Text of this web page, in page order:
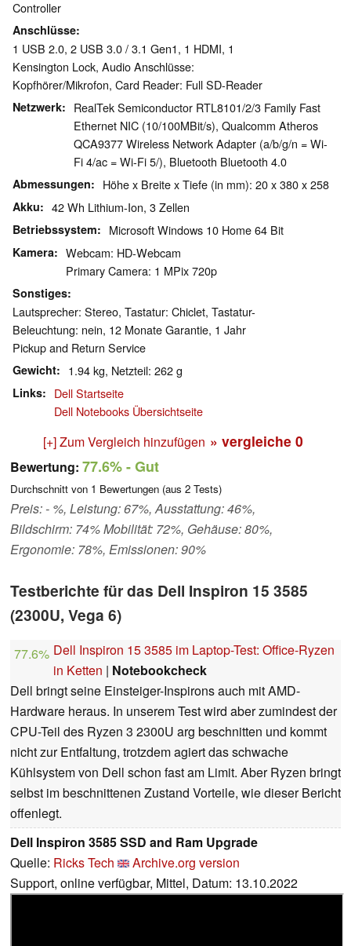
Controller
Anschlüsse
1 USB 2.0, 2 USB 3.0 / 3.1 Gen1, 1 HDMI, 1
Kensington Lock, Audio Anschlüsse:
Kopfhörer/Mikrofon, Card Reader: Full SD-Reader
Netzwerk
RealTek Semiconductor RTL8101/2/3 Family Fast
Ethernet NIC (10/100MBit/s), Qualcomm Atheros
QCA9377 Wireless Network Adapter (a/b/g/n = Wi-
Fi 4/ac = Wi-Fi 5/), Bluetooth Bluetooth 4.0
Abmessungen Höhe x Breite x Tiefe (in mm): 20 x 380 x 258
Akku 42 Wh Lithium-Ion, 3 Zellen
Betriebssystem Microsoft Windows 10 Home 64 Bit
Kamera
Webcam: HD-Webcam
Primary Camera: 1 MPix 720p
Sonstiges
Lautsprecher: Stereo, Tastatur: Chiclet, Tastatur-
Beleuchtung: nein, 12 Monate Garantie, 1 Jahr
Pickup and Return Service
Gewicht 1.94 kg, Netzteil: 262 g
Links
Dell Startseite
Dell Notebooks Übersichtseite
[+] Zum Vergleich hinzufügen » vergleiche 0
Bewertung: 77.6%- Gut
Durchschnitt von 1 Bewertungen (aus 2 Tests)
Preis: - %, Leistung: 67%, Ausstattung: 46%,
Bildschirm: 74% Mobilität: 72%, Gehäuse: 80%,
Ergonomie: 78%, Emissionen: 90%
Testberichte für das Dell Inspiron 15 3585
(2300U, Vega 6)
77.6% Dell Inspiron 15 3585 im Laptop-Test: Office-Ryzen
in Ketten | Notebookcheck
Dell bringt seine Einsteiger-Inspirons auch mit AMD-
Hardware heraus. In unserem Test wird aber zumindest der
CPU-Teil des Ryzen 3 2300U arg beschnitten und kommt
nicht zur Entfaltung, trotzdem agiert das schwache
Kühlsystem von Dell schon fast am Limit. Aber Ryzen bringt
selbst im beschnittenen Zustand Vorteile, wie dieser Bericht
offenlegt.
Dell Inspiron 3585 SSD and Ram Upgrade
Quelle: Ricks Tech
Archive.org version
Support, online verfügbar, Mittel, Datum: 13.10.2022